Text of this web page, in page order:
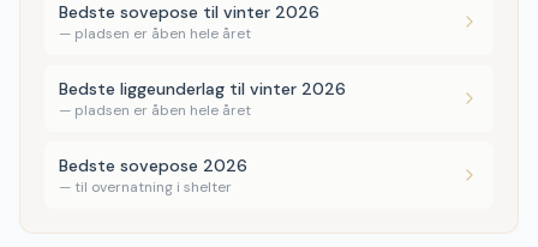
Bedste sovepose til vinter 2026
— pladsen er åben hele året
Bedste liggeunderlag til vinter 2026
— pladsen er åben hele året
Bedste sovepose 2026
— til overnatning i shelter